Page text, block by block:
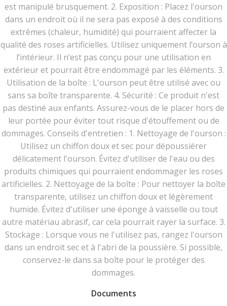
est manipulé brusquement. 2. Exposition : Placez l'ourson
dans un endroit où il ne sera pas exposé à des conditions
extrêmes (chaleur, humidité) qui pourraient affecter la
qualité des roses artificielles. Utilisez uniquement l’ourson à
l’intérieur. Il n’est pas conçu pour une utilisation en
extérieur et pourrait être endommagé par les éléments. 3.
Utilisation de la boîte : L'ourson peut être utilisé avec ou
sans sa boîte transparente. 4. Sécurité : Ce produit n'est
pas destiné aux enfants. Assurez-vous de le placer hors de
leur portée pour éviter tout risque d'étouffement ou de
dommages. Conseils d'entretien : 1. Nettoyage de l'ourson :
Utilisez un chiffon doux et sec pour dépoussiérer
délicatement l'ourson. Évitez d'utiliser de l'eau ou des
produits chimiques qui pourraient endommager les roses
artificielles. 2. Nettoyage de la boîte : Pour nettoyer la boîte
transparente, utilisez un chiffon doux et légèrement
humide. Évitez d'utiliser une éponge à vaisselle ou tout
autre matériau abrasif, car cela pourrait rayer la surface. 3.
Stockage : Lorsque vous ne l'utilisez pas, rangez l'ourson
dans un endroit sec et à l'abri de la poussière. Si possible,
conservez-le dans sa boîte pour le protéger des
dommages.
Documents